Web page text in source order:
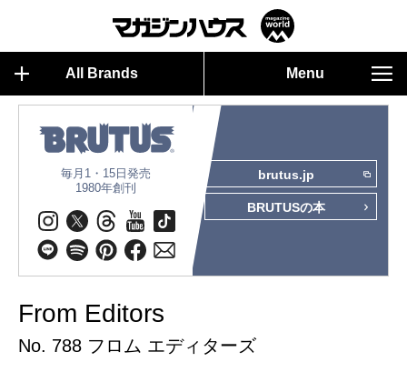
All Brands Menu
毎月1・15日発売
1980年創刊
brutus.jp
BRUTUSの本
From Editors
No. 788 フロム エディターズ